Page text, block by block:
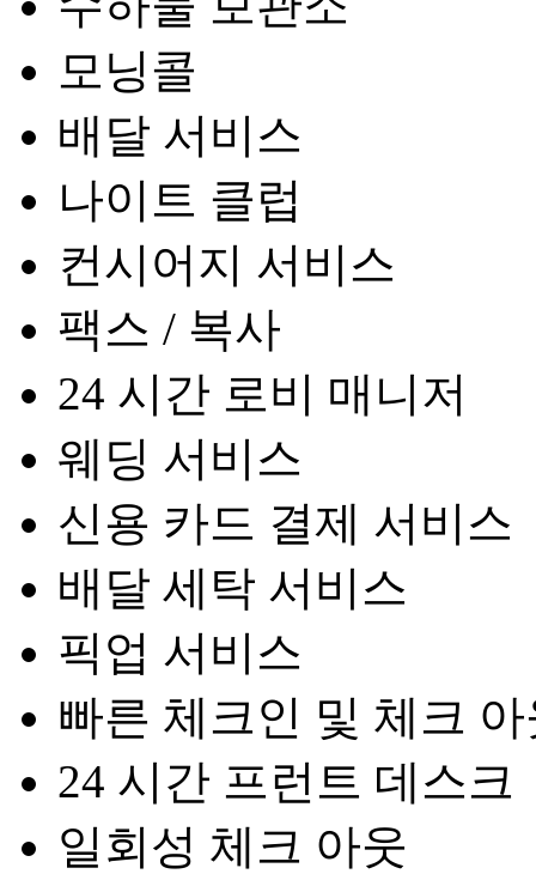
모닝콜
배달 서비스
나이트 클럽
컨시어지 서비스
팩스 / 복사
24 시간 로비 매니저
웨딩 서비스
신용 카드 결제 서비스
배달 세탁 서비스
픽업 서비스
빠른 체크인 및 체크
24 시간 프런트 데스크
일회성 체크 아웃